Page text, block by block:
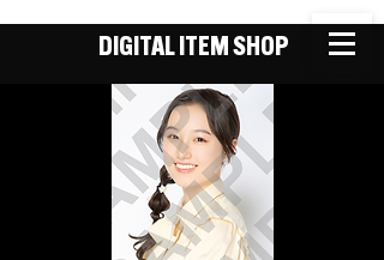
DIGITAL ITEM SHOP